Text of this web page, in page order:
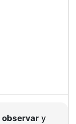
observar y